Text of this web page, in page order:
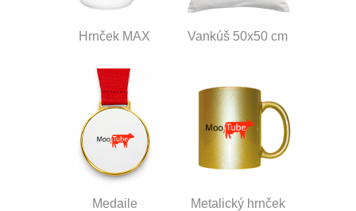
Hrnček MAX Vankúš 50x50 cm
Medaile Metalický hrnček